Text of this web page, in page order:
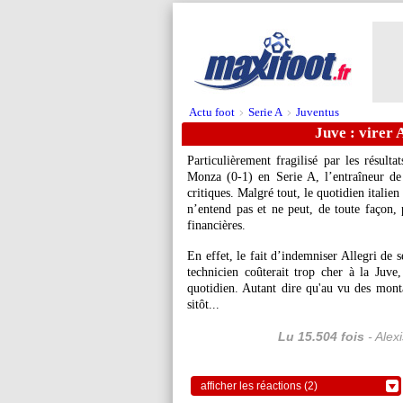
Actu foot > Serie A > Juventus
Juve : virer
Particulièrement fragilisé par les
Monza (0-1) en Serie A, l’entraîneur
critiques. Malgré tout, le quotidien italien
n’entend pas et ne peut, de toute
financières.
En effet, le fait d’indemniser Allegri de
technicien coûterait trop cher à la
quotidien. Autant dire qu'au vu des
sitôt...
Lu 15.504 fois -
afficher les réactions (2)